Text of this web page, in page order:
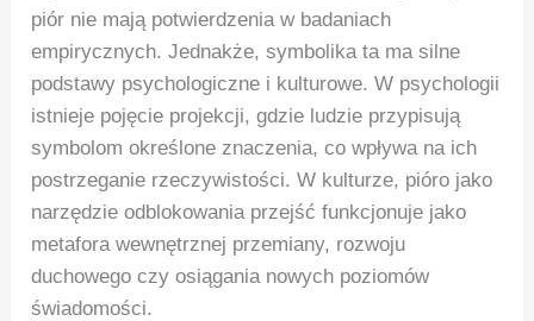
piór nie mają potwierdzenia w badaniach
empirycznych. Jednakże, symbolika ta ma silne
podstawy psychologiczne i kulturowe. W psychologii
istnieje pojęcie projekcji, gdzie ludzie przypisują
symbolom określone znaczenia, co wpływa na ich
postrzeganie rzeczywistości. W kulturze, pióro jako
narzędzie odblokowania przejść funkcjonuje jako
metafora wewnętrznej przemiany, rozwoju
duchowego czy osiągania nowych poziomów
świadomości.